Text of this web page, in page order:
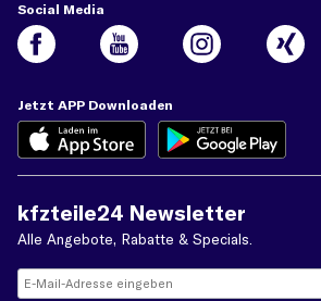
Social Media
Jetzt APP Downloaden
kfzteile24 Newsletter
Alle Angebote, Rabatte & Specials.